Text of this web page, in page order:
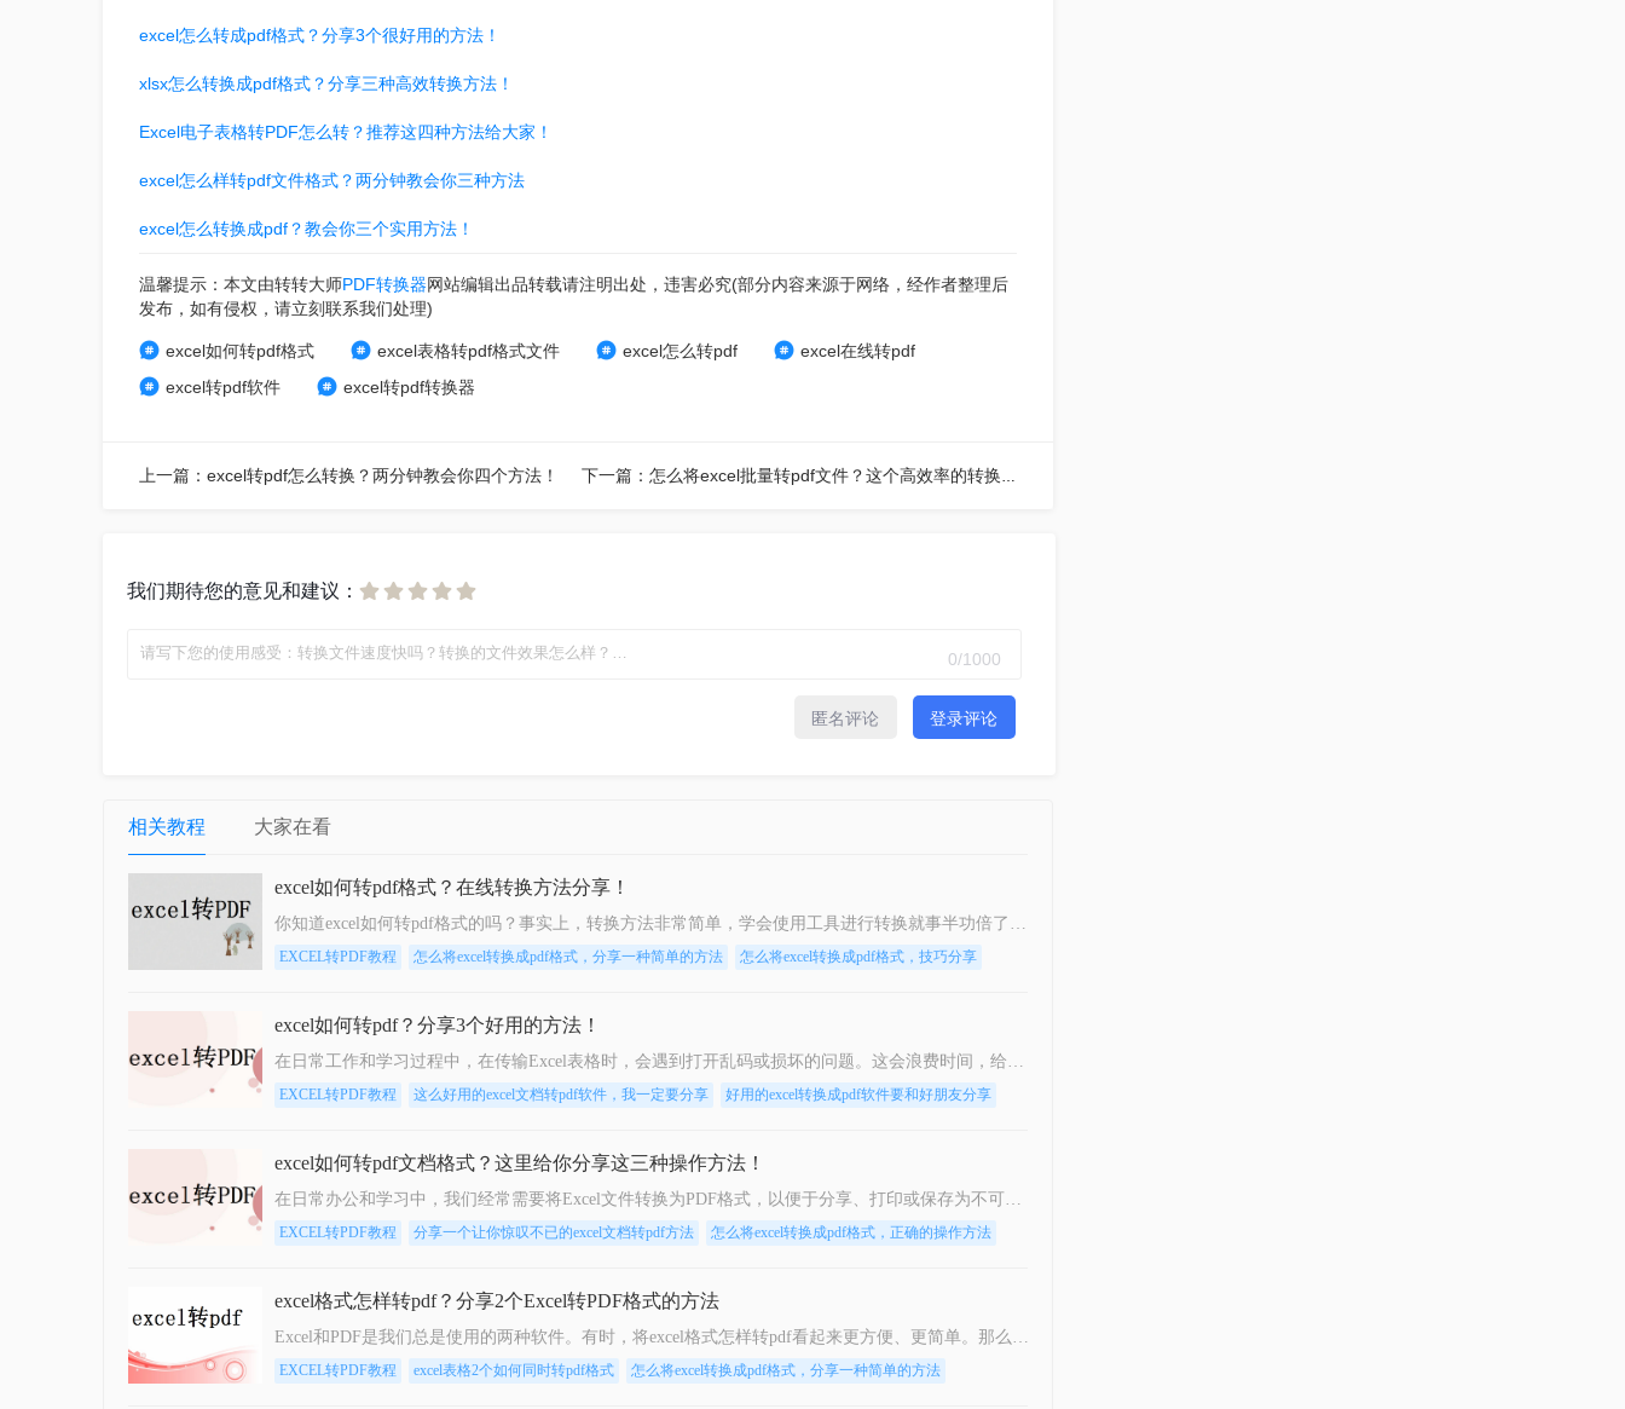
excel怎么转成pdf格式？分享3个很好用的方法！
xlsx怎么转换成pdf格式？分享三种高效转换方法！
Excel电子表格转PDF怎么转？推荐这四种方法给大家！
excel怎么样转pdf文件格式？两分钟教会你三种方法
excel怎么转换成pdf？教会你三个实用方法！
温馨提示：本文由转转大师PDF转换器网站编辑出品转载请注明出处，违害必究(部分内容来源于网络，经作者整理后
发布，如有侵权，请立刻联系我们处理)
excel如何转pdf格式 excel表格转pdf格式文件 excel怎么转pdf
excel在线转pdf
excel转pdf软件
excel转pdf转换器
上一篇：excel转pdf怎么转换？两分钟教会你四个方法！
我们期待您的意见和建议：
0/1000
匿名评论 登录评论
相关教程 大家在看
excel如何转pdf格式？在线转换方法分享！
你知道excel如何转pdf格式的吗？事实上，转换方法非常简单，学会使用工具进行转换就事半功倍了。接下来，小编就给大家分享一些excel表格转pdf格式文件的操作方法，好让大家可以简单快速的进行转换，一起来看看吧。
EXCEL转PDF教程 怎么将excel转换成pdf格式，分享一种简单的方法 怎么将excel转换成pdf格式，技巧分享
excel如何转pdf？分享3个好用的方法！
在日常工作和学习过程中，在传输Excel表格时，会遇到打开乱码或损坏的问题。这会浪费时间，给别人留下不好的印象。如果想解决类似的问题，大家可以通过将Excel转换为图片或PDF文件后再进行传输。而这两个选项中，更多的用户会选择后者。那么，excel如何转pdf呢？接下来分享三种简单易学的方法，有兴趣的可以看看。
EXCEL转PDF教程 这么好用的excel文档转pdf软件，我一定要分享 好用的excel转换成pdf软件要和好朋友分享
excel如何转pdf文档格式？这里给你分享这三种操作方法！
在日常办公和学习中，我们经常需要将Excel文件转换为PDF格式，以便于分享、打印或保存为不可编辑的文档。PDF格式因其跨平台兼容性好、排版固定等优点而备受青睐。那么Excel如何转PDF文档格式呢？下面，我将为您详细介绍几种将Excel文件转换为PDF文档格式的方法。
EXCEL转PDF教程 分享一个让你惊叹不已的excel文档转pdf方法 怎么将excel转换成pdf格式，正确的操作方法
excel格式怎样转pdf？分享2个Excel转PDF格式的方法
Excel和PDF是我们总是使用的两种软件。有时，将excel格式怎样转pdf看起来更方便、更简单。那么excel格式怎样转pdf呢？下面就来给大家介绍一下。如果你还不知道excel如何转pdf，那么不妨跟着来看一下，保证很快就能学会。
EXCEL转PDF教程 excel表格2个如何同时转pdf格式 怎么将excel转换成pdf格式，分享一种简单的方法